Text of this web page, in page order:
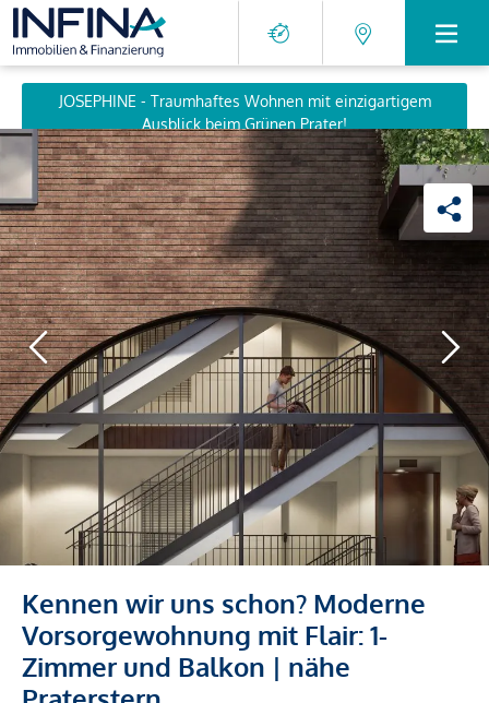
JOSEPHINE - Traumhaftes Wohnen mit einzigartigem
Ausblick beim Grünen Prater!
Kennen wir uns schon? Moderne
Vorsorgewohnung mit Flair: 1-
Zimmer und Balkon | nähe